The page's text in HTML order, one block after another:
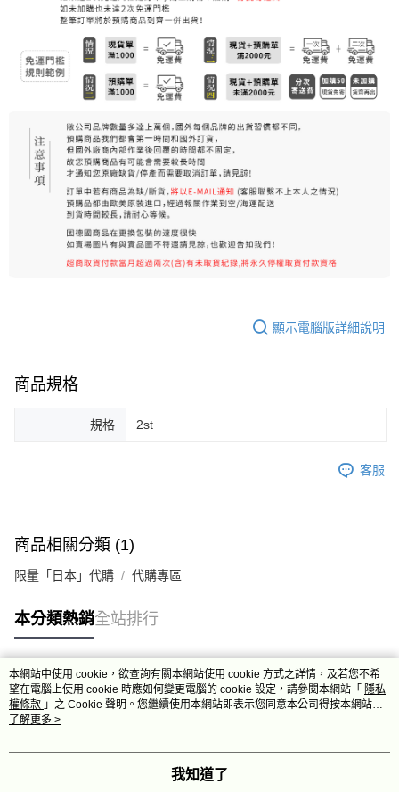
每筆NT$80，滿NT$999(含以上)免運費
7-11純取貨 (先付款
每筆NT$80，滿NT$999(含以上)免運費
每筆NT$100，滿NT$999(含以上)免運費
離島宅配（澎湖、金門、馬祖、小琉球）
每筆NT$250，滿NT$3,000(含以上)免運費
顯示電腦版詳細說明
商品規格
規格 2st
客服
商品相關分類 (1)
限量「日本」代購 代購專區
本分類熱銷全站排行
熱門標籤
本網站中使用 cookie，欲查詢有關本網站使用 cookie 方式之詳情，及若您不希
望在電腦上使用 cookie 時應如何變更電腦的 cookie 設定，請參閱本網站「 隱私
權條款 」之 Cookie 聲明。您繼續使用本網站即表示您同意本公司得按本網站使
用條款之 Cookie 聲明使用 cookie。
了解更多 >
我知道了